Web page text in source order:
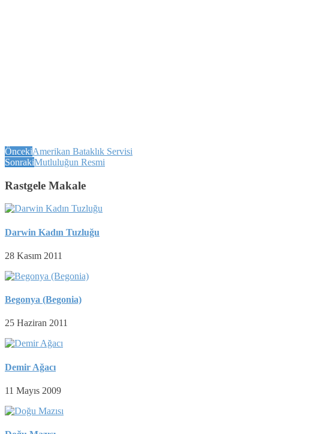
ÖncekiAmerikan Bataklık Servisi
SonrakiMutluluğun Resmi
Rastgele Makale
Darwin Kadın Tuzluğu
28 Kasım 2011
Begonya (Begonia)
25 Haziran 2011
Demir Ağacı
11 Mayıs 2009